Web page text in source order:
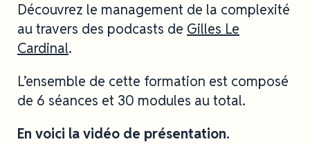
Découvrez le management de la complexité
au travers des podcasts de Gilles Le
Cardinal.
L’ensemble de cette formation est composé
de 6 séances et 30 modules au total.
En voici la vidéo de présentation.